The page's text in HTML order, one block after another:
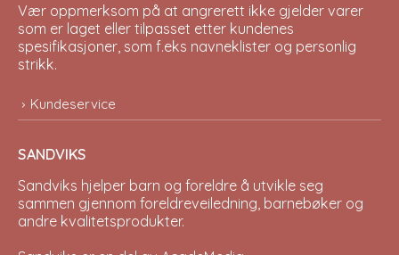
Vær oppmerksom på at angrerett ikke gjelder varer
som er laget eller tilpasset etter kundenes
spesifikasjoner, som f.eks navneklister og personlig
strikk.
Kundeservice
SANDVIKS
Sandviks hjelper barn og foreldre å utvikle seg
sammen gjennom foreldreveiledning, barnebøker og
andre kvalitetsprodukter.